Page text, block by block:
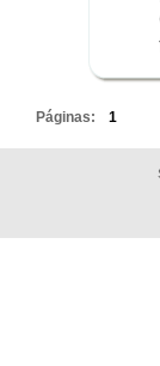
Páginas: 1